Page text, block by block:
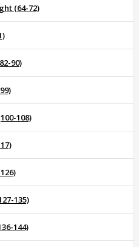
(64-72)
90)
108)
135)
144)